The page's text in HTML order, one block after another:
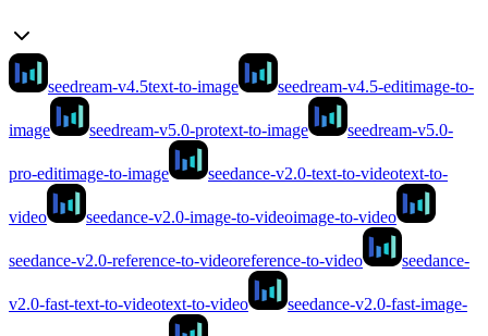
seedream-v4.5text-to-image seedream-v4.5-editimage-to-
image seedream-v5.0-protext-to-image seedream-v5.0-
pro-editimage-to-image seedance-v2.0-text-to-videotext-to-
video seedance-v2.0-image-to-videoimage-to-video
seedance-v2.0-reference-to-videoreference-to-video seedance-
v2.0-fast-text-to-videotext-to-video seedance-v2.0-fast-image-